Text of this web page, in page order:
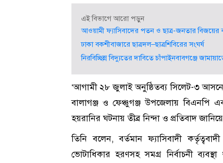
এই বিভাগে আরো পড়ুন
আওয়ামী ফ্যাসিবাদের পতন ও ছাত্র-জনতার বিজয়ের
ঢাকা বকশীবাজারে ছাত্রদল–ছাত্রশিবিরের সংঘর্ষ
নিরবিচ্ছিন্ন বিদ্যুতের দাবিতে চাঁপাইনবাবগঞ্জে
‘আগামী ২৮ জুলাই অনুষ্ঠিতব্য সিলেট-৩
বালাগঞ্জ ও ফেঞ্চুগঞ্জ উপজেলায় বিএনপি
হয়রানির ঘটনায় তীব্র নিন্দা ও প্রতিবাদ
তিনি বলেন, বর্তমান ফ্যাসিবাদী
ভোটাধিকার হরণসহ সমগ্র নির্বাচনী